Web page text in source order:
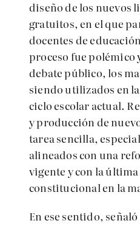
diseño de los nuevos
gratuitos, en el que
docentes de
proceso fue polémico
debate público, los
siendo utilizados en
ciclo escolar actual.
y producción de
tarea sencilla,
alineados con una
vigente y con la
constitucional en la
En ese sentido, señaló